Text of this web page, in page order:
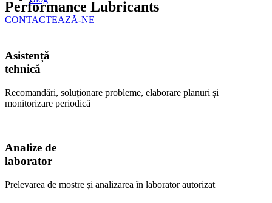
CONTACTEAZĂ-NE
Performance Lubricants
Asistență
tehnică
Recomandări, soluționare probleme, elaborare planuri și
monitorizare periodică
Analize de
laborator
Prelevarea de mostre și analizarea în laborator autorizat